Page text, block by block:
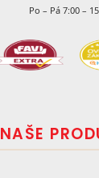
Po – Pá 7:00 –
NAŠE